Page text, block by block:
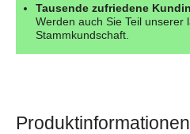
Tausende zufriedene
Werden auch Sie Teil unserer
Stammkundschaft.